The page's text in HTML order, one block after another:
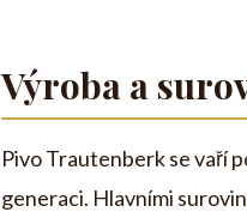
Výroba a
Pivo Trautenberk se vaří
generaci. Hlavními